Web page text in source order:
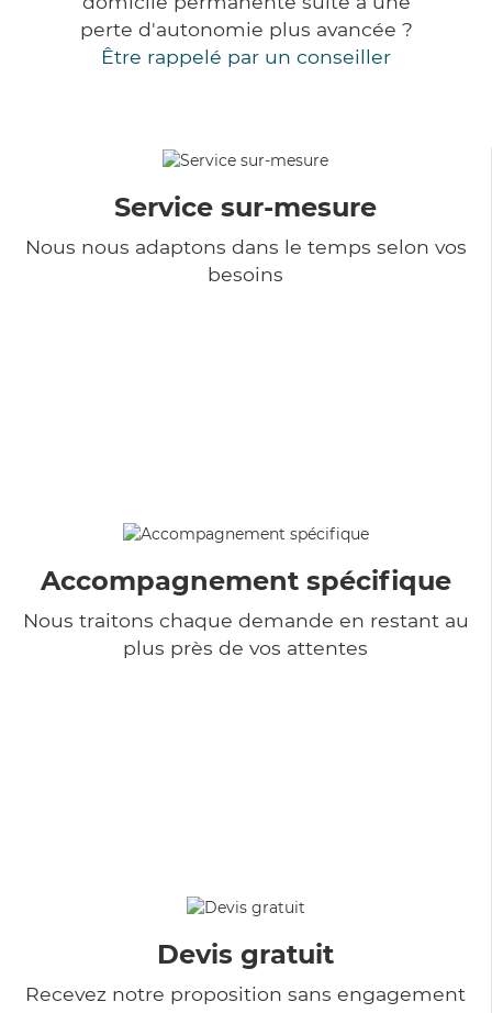
perte d'autonomie plus avancée ?
Être rappelé par un conseiller
Service sur-mesure
Nous nous adaptons dans le temps selon vos
besoins
Accompagnement spécifique
Nous traitons chaque demande en restant au
plus près de vos attentes
Devis gratuit
Recevez notre proposition sans engagement